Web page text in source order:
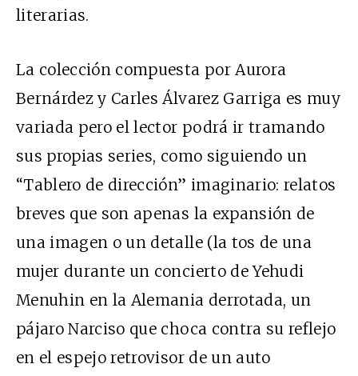
literarias.
La colección compuesta por Aurora
Bernárdez y Carles Álvarez Garriga es muy
variada pero el lector podrá ir tramando
sus propias series, como siguiendo un
“Tablero de dirección” imaginario: relatos
breves que son apenas la expansión de
una imagen o un detalle (la tos de una
mujer durante un concierto de Yehudi
Menuhin en la Alemania derrotada, un
pájaro Narciso que choca contra su reflejo
en el espejo retrovisor de un auto